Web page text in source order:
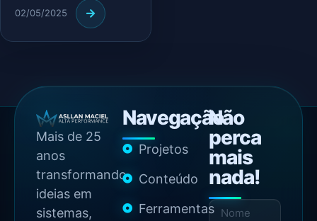
02/05/2025
Mais de 25
anos
transformando
ideias em
sistemas,
Navegação
Projetos
Conteúdo
Ferramentas
Não
perca
mais
nada!